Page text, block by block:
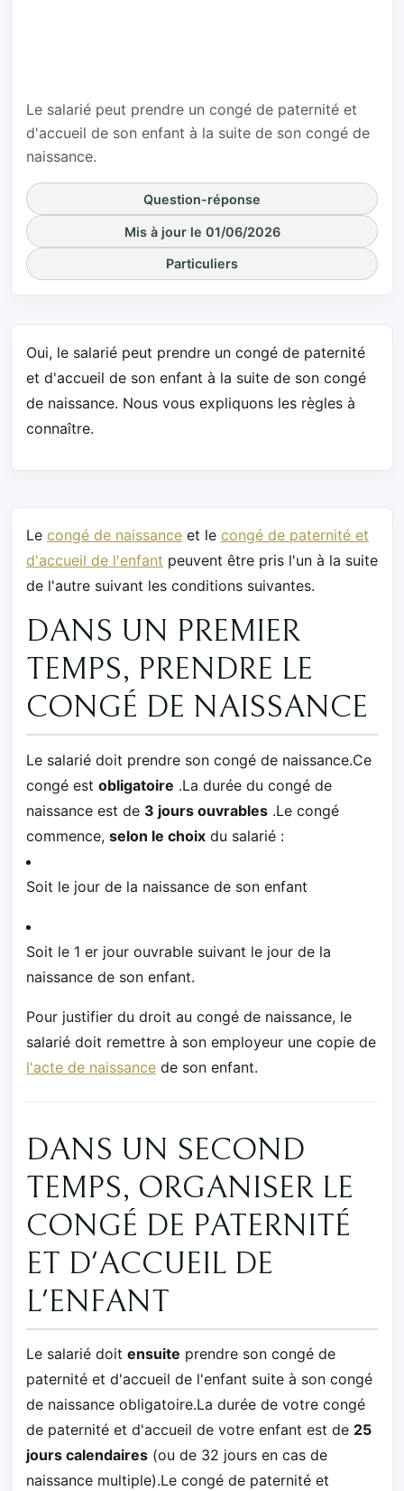
Le salarié peut prendre un congé de paternité et
d'accueil de son enfant à la suite de son congé de
naissance.
Question-réponse
Mis à jour le 01/06/2026
Particuliers
Oui, le salarié peut prendre un congé de paternité
et d'accueil de son enfant à la suite de son congé
de naissance. Nous vous expliquons les règles à
connaître.
Le congé de naissance et le congé de paternité et
d'accueil de l'enfant peuvent être pris l'un à la suite
de l'autre suivant les conditions suivantes.
DANS UN PREMIER
TEMPS, PRENDRE LE
CONGÉ DE NAISSANCE
Le salarié doit prendre son congé de naissance.Ce
congé est obligatoire .La durée du congé de
naissance est de 3 jours ouvrables .Le congé
commence, selon le choix du salarié :
Soit le jour de la naissance de son enfant
Soit le 1 er jour ouvrable suivant le jour de la
naissance de son enfant.
Pour justifier du droit au congé de naissance, le
salarié doit remettre à son employeur une copie de
l'acte de naissance de son enfant.
DANS UN SECOND
TEMPS, ORGANISER LE
CONGÉ DE PATERNITÉ
ET D'ACCUEIL DE
L'ENFANT
Le salarié doit ensuite prendre son congé de
paternité et d'accueil de l'enfant suite à son congé
de naissance obligatoire.La durée de votre congé
de paternité et d'accueil de votre enfant est de 25
jours calendaires (ou de 32 jours en cas de
naissance multiple).Le congé de paternité et